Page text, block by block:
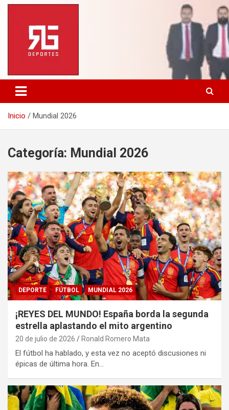
Saltar
contenido
Inicio Mundial 2026
Categoría: Mundial 2026
DEPORTE FÚTBOL MUNDIAL 2026
¡REYES DEL MUNDO! España borda la segunda
estrella aplastando el mito argentino
20 de julio de 2026 Ronald Romero Mata
El fútbol ha hablado, y esta vez no aceptó discusiones ni
épicas de última hora. En…